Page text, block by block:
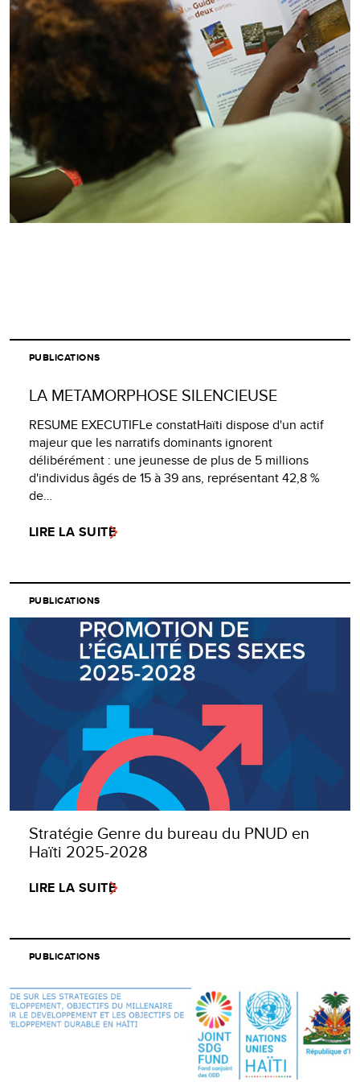
PUBLICATIONS
LA METAMORPHOSE SILENCIEUSE
RESUME EXECUTIFLe constatHaïti dispose d'un actif
majeur que les narratifs dominants ignorent
délibérément : une jeunesse de plus de 5 millions
d'individus âgés de 15 à 39 ans, représentant 42,8 %
de…
LIRE LA SUITE
PUBLICATIONS
Stratégie Genre du bureau du PNUD en
Haïti 2025-2028
LIRE LA SUITE
PUBLICATIONS